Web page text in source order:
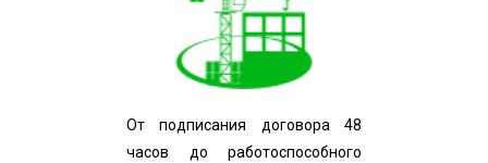
От подписания договора 48
часов до работоспособного